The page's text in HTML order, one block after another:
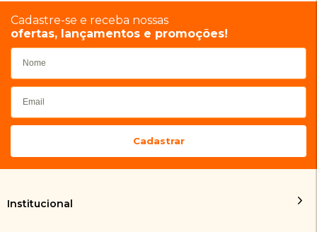
Cadastre-se e receba nossas
ofertas, lançamentos e promoções!
Institucional